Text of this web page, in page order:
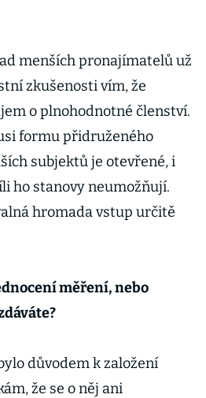
menších pronajímatelů už
zkušenosti vím, že
o plnohodnotné členství.
formu přidruženého
subjektů je otevřené, i
ho stanovy neumožňují.
hromada vstup určitě
měření, nebo
důvodem k založení
že se o něj ani